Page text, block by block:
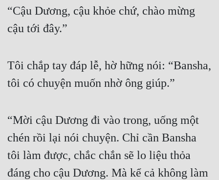
“Cậu Dương, cậu khỏe chứ, chào mừng
cậu tới đây.”
Tôi chắp tay đáp lễ, hờ hững nói: “Bansha,
tôi có chuyện muốn nhờ ông giúp.”
“Mời cậu Dương đi vào trong, uống một
chén rồi lại nói chuyện. Chỉ cần Bansha
tôi làm được, chắc chắn sẽ lo liệu thỏa
đáng cho cậu Dương. Mà kể cả không làm